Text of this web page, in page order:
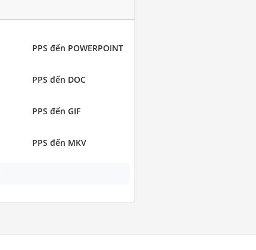
PPS đến POWERPOINT
PPS đến DOC
PPS đến GIF
PPS đến MKV